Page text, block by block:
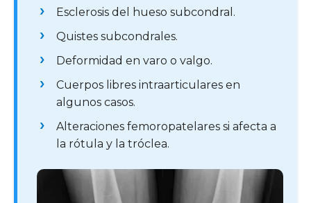
Esclerosis del hueso subcondral.
Quistes subcondrales.
Deformidad en varo o valgo.
Cuerpos libres intraarticulares en
algunos casos.
Alteraciones femoropatelares si afecta a
la rótula y la tróclea.